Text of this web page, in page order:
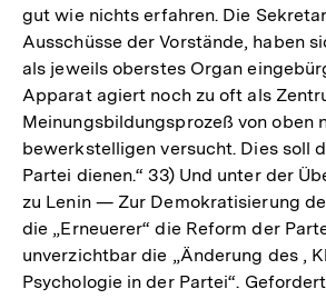
gut wie nichts erfahren. Die
Ausschüsse der Vorstände, haben
als jeweils oberstes Organ
Apparat agiert noch zu oft als
Meinungsbildungsprozeß von oben
bewerkstelligen versucht. Dies soll
Partei dienen.“ 33) Und unter der
zu Lenin — Zur Demokratisierung
die „Erneuerer“ die Reform der
unverzichtbar die „Änderung des ,
Psychologie in der Partei“.